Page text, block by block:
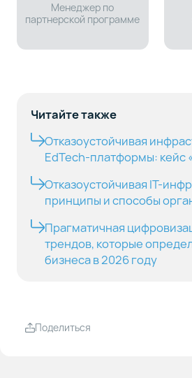
Менеджер по
партнерской программе
Читайте также
Отказоустойчивая
EdTech-платформы: кейс
Отказоустойчивая IT-
принципы и способы
Прагматичная
трендов, которые
бизнеса в 2026 году
Поделиться